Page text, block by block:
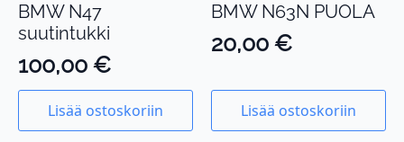
BMW N47
suutintukki
100,00 €
Lisää ostoskoriin
BMW N63N PUOLA
20,00 €
Lisää ostoskoriin